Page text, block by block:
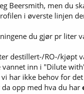
Beersmith, men du
i øverste linjen
du gjør pr liter
destillert-/RO-/kjøpt
inn i "Dilute
har ikke behov for
opp med hva du har